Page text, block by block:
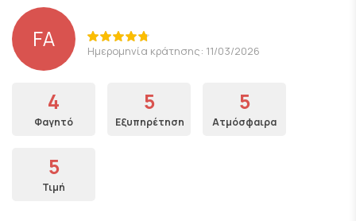
FA Ημερομηνία κράτησης: 11/03/2026
4
Φαγητό
5
Εξυπηρέτηση
5
Ατμόσφαιρα
5
Τιμή